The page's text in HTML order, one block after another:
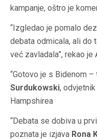
kampanje, oštro je
“Izgledao je pomalo
debata odmicala, ali do
već zavladala”, rekao je
“Gotovo je s Bidenom –
Surdukowski,
Hampshirea
“Debata se dobiva u
poznata je izjava Rona